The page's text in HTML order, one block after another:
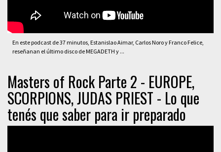
En este podcast de 37 minutos, Estanislao Aimar, Carlos Noro y Franco Felice,
reseñanan el último disco de MEGADETH y ...
Masters of Rock Parte 2 - EUROPE,
SCORPIONS, JUDAS PRIEST - Lo que
tenés que saber para ir preparado